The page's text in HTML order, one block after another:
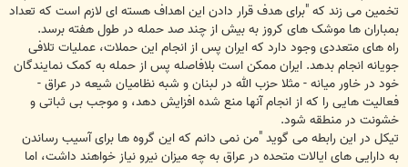
تخمین می زند که "برای هدف قرار دادن این اهداف هسته ای لازم است که تعداد
بمباران ها موشک های کروز به بیش از چند صد حمله در طول هفته برسد.
راه های متعددی وجود دارد که ایران پس از انجام این حملات، عملیات تلافی
جویانه انجام بدهد. ایران ممکن است بلافاصله پس از حمله به کمک نمایندگان
خود در خاور میانه - مثلا حزب الله در لبنان و شبه نظامیان شیعه در عراق -
فعالیت هایی را که از انجام آنها منع شده افزایش دهد، و موجب بی ثباتی و
خشونت در منطقه شود.
تیکل در این رابطه می گوید "من نمی دانم که این گروه ها برای آسیب رساندن
به دارایی های ایالات متحده در عراق به چه میزان نیرو نیاز خواهند داشت، اما